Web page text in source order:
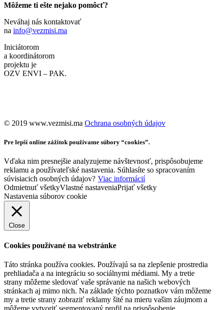
Môžeme ti ešte nejako pomôcť?
Neváhaj nás kontaktovať
na info@vezmisi.ma
Iniciátorom
a koordinátorom
projektu je
OZV ENVI – PAK.
©️ 2019 www.vezmisi.ma Ochrana osobných údajov
Pre lepší online zážitok používame súbory “cookies”.
Vďaka nim presnejšie analyzujeme návštevnosť, prispôsobujeme
reklamu a používateľské nastavenia. Súhlasíte so spracovaním
súvisiacich osobných údajov? Viac informácií
Odmietnuť všetkyVlastné nastaveniaPrijať všetky
Nastavenia súborov cookie
Close
Cookies používané na webstránke
Táto stránka používa cookies. Používajú sa na zlepšenie prostredia
prehliadača a na integráciu so sociálnymi médiami. My a tretie
strany môžeme sledovať vaše správanie na našich webových
stránkach aj mimo nich. Na základe týchto poznatkov vám môžeme
my a tretie strany zobraziť reklamy šité na mieru vašim záujmom a
môžeme vytvoriť segmentovaný profil na prispôsobenie